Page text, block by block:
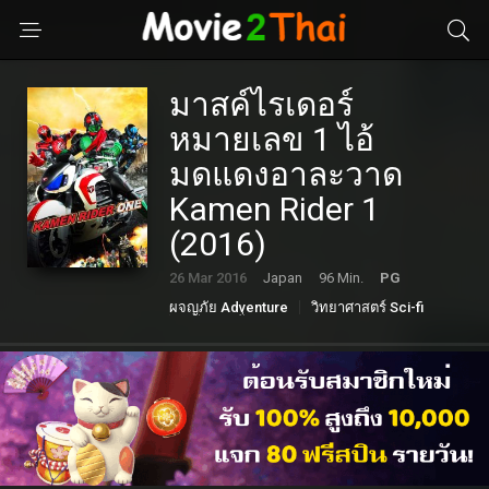
มาสค์ไรเดอร์
หมายเลข 1 ไอ้
มดแดงอาละวาด
Kamen Rider 1
(2016)
26 Mar 2016 Japan 96 Min.
PG
ผจญภัย Adventure
วิทยาศาสตร์ Sci-fi